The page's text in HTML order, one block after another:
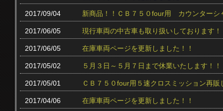
2017/09/04 新商品！！ＣＢ７５０four用 カウンター
2017/06/05 現行車両の中古車も取り扱いしております！
2017/06/05 在庫車両ページを更新しました！！
2017/05/02 ５月３日～５月７日まで休業いたします！！
2017/05/01 ＣＢ７５０four用５速クロスミッション再販
2017/04/06 在庫車両ページを更新しました！！